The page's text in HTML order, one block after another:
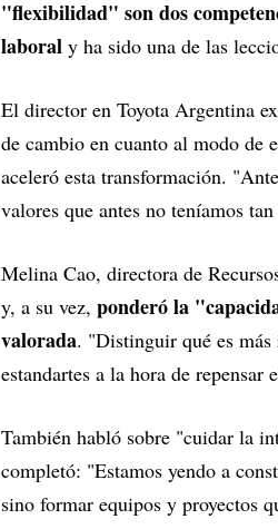
"flexibilidad" son dos
laboral y ha sido una de las
El director en Toyota Argentina
de cambio en cuanto al modo de
aceleró esta transformación.
valores que antes no teníamos
Melina Cao, directora de
y, a su vez, ponderó la
valorada. "Distinguir qué es
estandartes a la hora de repensar
También habló sobre "cuidar la
completó: "Estamos yendo a
sino formar equipos y proyectos